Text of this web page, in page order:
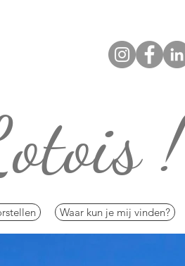
!
Waar kun je mij vinden?